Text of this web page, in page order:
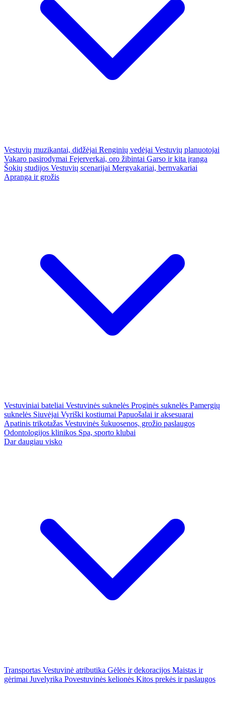
Vestuvių muzikantai, didžėjai Renginių vedėjai Vestuvių planuotojai
Vakaro pasirodymai Fejerverkai, oro žibintai Garso ir kita įranga
Šokių studijos Vestuvių scenarijai Mergvakariai, bernvakariai
Apranga ir grožis
Vestuviniai bateliai Vestuvinės suknelės Proginės suknelės Pamergių
suknelės Siuvėjai Vyriški kostiumai Papuošalai ir aksesuarai
Apatinis trikotažas Vestuvinės šukuosenos, grožio paslaugos
Odontologijos klinikos Spa, sporto klubai
Dar daugiau visko
Transportas Vestuvinė atributika Gėlės ir dekoracijos Maistas ir
gėrimai Juvelyrika Povestuvinės kelionės Kitos prekės ir paslaugos